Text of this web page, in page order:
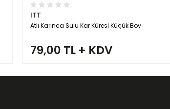
ITT
Atlı Karınca Sulu Kar Küresi Küçük Boy
79,00 TL + KDV